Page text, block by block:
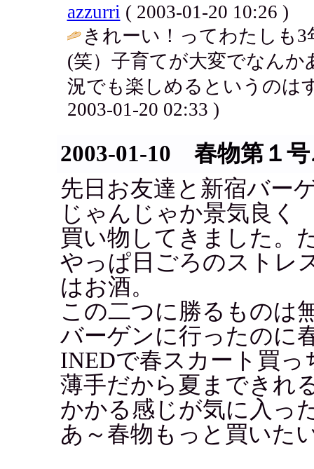
azzurri ( 2003-01-20 10:26 )
きれーい！ってわたしも
(笑）子育てが大変でなん
況でも楽しめるというのは
2003-01-20 02:33 )
2003-01-10 春物第１号
先日お友達と新宿バー
じゃんじゃか景気良く
買い物してきました。
やっぱ日ごろのストレ
はお酒。
この二つに勝るものは
バーゲンに行ったのに
INEDで春スカート買っ
薄手だから夏まできれ
かかる感じが気に入っ
あ～春物もっと買いた